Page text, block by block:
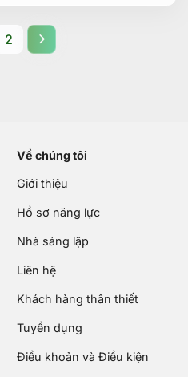
2
Về chúng tôi
Giới thiệu
Hồ sơ năng lực
Nhà sáng lập
Liên hệ
Khách hàng thân thiết
Tuyển dụng
Điều khoản và Điều kiện